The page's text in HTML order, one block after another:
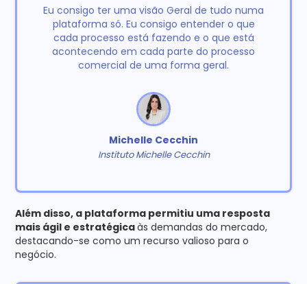
Eu consigo ter uma visão Geral de tudo numa
plataforma só. Eu consigo entender o que
cada processo está fazendo e o que está
acontecendo em cada parte do processo
comercial de uma forma geral.
Michelle Cecchin
Instituto Michelle Cecchin
Além disso, a plataforma permitiu uma resposta
mais ágil e estratégicaàs demandas do mercado,
destacando-se como um recurso valioso para o
negócio.